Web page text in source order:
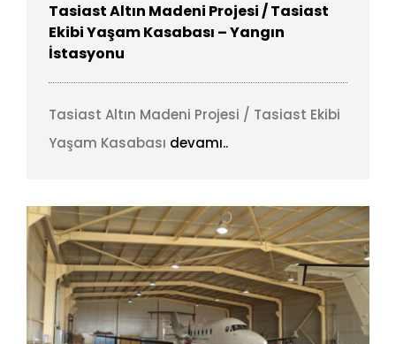
Tasiast Altın Madeni Projesi / Tasiast
Ekibi Yaşam Kasabası – Yangın
İstasyonu
Tasiast Altın Madeni Projesi / Tasiast Ekibi
Yaşam Kasabası devamı..